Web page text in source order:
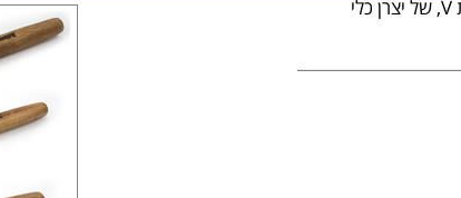
מפסלת גילוף זויתית מקצועית, עם ראש בצורת V, של יצרן כלי